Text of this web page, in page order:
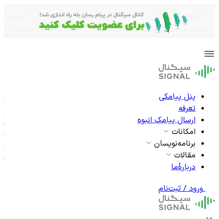
پنل پیامکی
تعرفه
ارسال پیامک انبوه
امکانات
برنامه‌نویسان
مقالات
دربارۀما
ورود / ثبت‌نام